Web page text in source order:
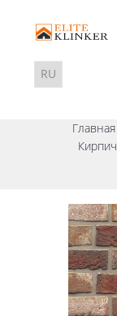
Главная